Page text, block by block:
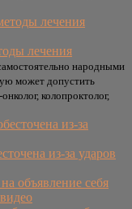
лечения
народными
может допустить
колопроктолог,
из-за ударов